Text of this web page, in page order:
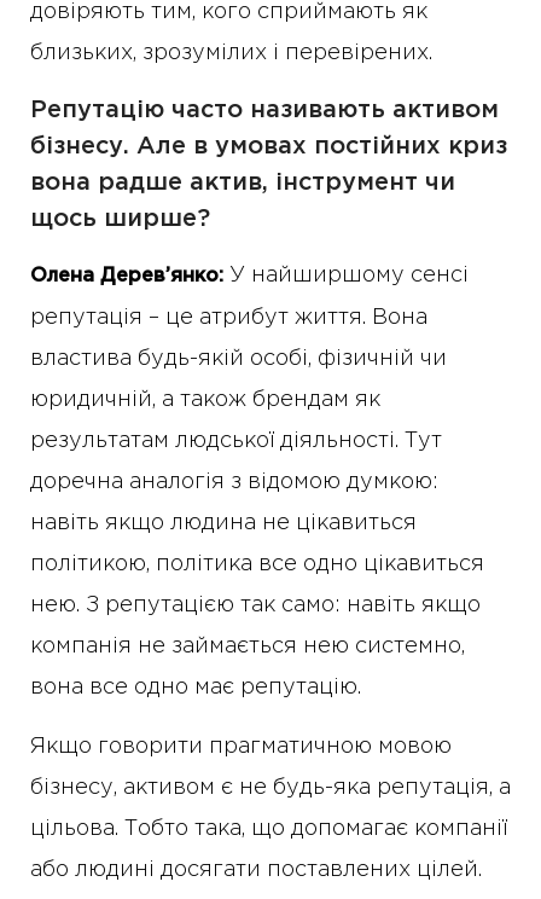
довіряють тим, кого сприймають як
близьких, зрозумілих і перевірених.
Репутацію часто називають активом
бізнесу. Але в умовах постійних криз
вона радше актив, інструмент чи
щось ширше?
Олена Дерев’янко: У найширшому сенсі
репутація – це атрибут життя. Вона
властива будь-якій особі, фізичній чи
юридичній, а також брендам як
результатам людської діяльності. Тут
доречна аналогія з відомою думкою:
навіть якщо людина не цікавиться
політикою, політика все одно цікавиться
нею. З репутацією так само: навіть якщо
компанія не займається нею системно,
вона все одно має репутацію.
Якщо говорити прагматичною мовою
бізнесу, активом є не будь-яка репутація, а
цільова. Тобто така, що допомагає компанії
або людині досягати поставлених цілей.